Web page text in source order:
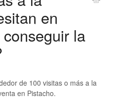
en
la
de 100 visitas o más a la
en Pistacho.